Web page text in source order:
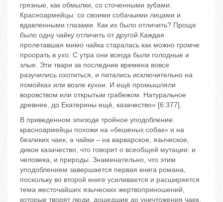
грязные, как обмылки, со сточенными зубами.
Красноармейцы: со своими собачьими лицами и
вдавленными глазами. Как их было отличить? Проще
было одну чайку отличить от другой.Каждая
пролетавшая мимо чайка старалась как можно громче
проорать в ухо. С утра они всегда были голодные и
злые. Эти твари за последние времена вовсе
разучились охотиться, и питались исключительно на
помойках или возле кухни. И ещё промышляли
воровством или открытым грабежом. Натуральное
древнее, до Екатерины ещё, казачество» [6:377].
В приведенном эпизоде тройное уподобление:
красноармейцы похожи на «бешеных собак» и на
безликих чаек, а чайки – на варварское, языческое,
дикое казачество, что говорит о всеобщей мутации: и
человека, и природы. Знаменательно, что этим
уподоблением завершается первая книга романа,
поскольку во второй книге усиливается и расширяется
тема жесточайших языческих жертвоприношений,
которые творят люди, дошедшие до уничтожения чаек,